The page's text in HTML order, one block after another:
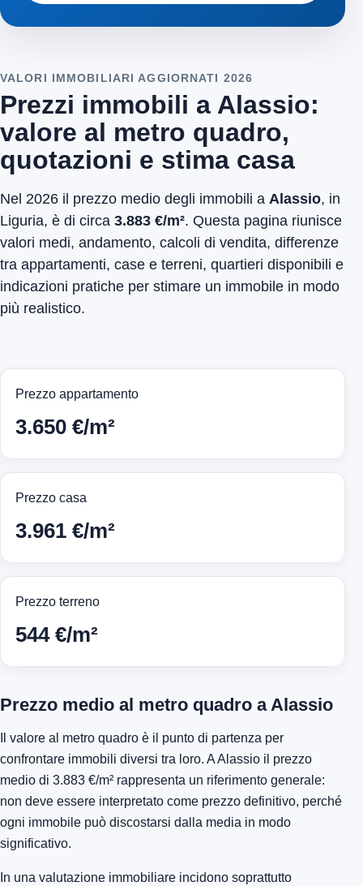
VALORI IMMOBILIARI AGGIORNATI 2026
Prezzi immobili a Alassio:
valore al metro quadro,
quotazioni e stima casa
Nel 2026 il prezzo medio degli immobili a Alassio, in
Liguria, è di circa 3.883 €/m². Questa pagina riunisce
valori medi, andamento, calcoli di vendita, differenze
tra appartamenti, case e terreni, quartieri disponibili e
indicazioni pratiche per stimare un immobile in modo
più realistico.
Prezzo appartamento
3.650 €/m²
Prezzo casa
3.961 €/m²
Prezzo terreno
544 €/m²
Prezzo medio al metro quadro a Alassio
Il valore al metro quadro è il punto di partenza per
confrontare immobili diversi tra loro. A Alassio il prezzo
medio di 3.883 €/m² rappresenta un riferimento generale:
non deve essere interpretato come prezzo definitivo, perché
ogni immobile può discostarsi dalla media in modo
significativo.
In una valutazione immobiliare incidono soprattutto